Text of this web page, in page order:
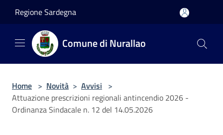
Regione Sardegna
Comune di Nurallao
Home > Novità > Avvisi >
Attuazione prescrizioni regionali antincendio 2026 -
Ordinanza Sindacale n. 12 del 14.05.2026